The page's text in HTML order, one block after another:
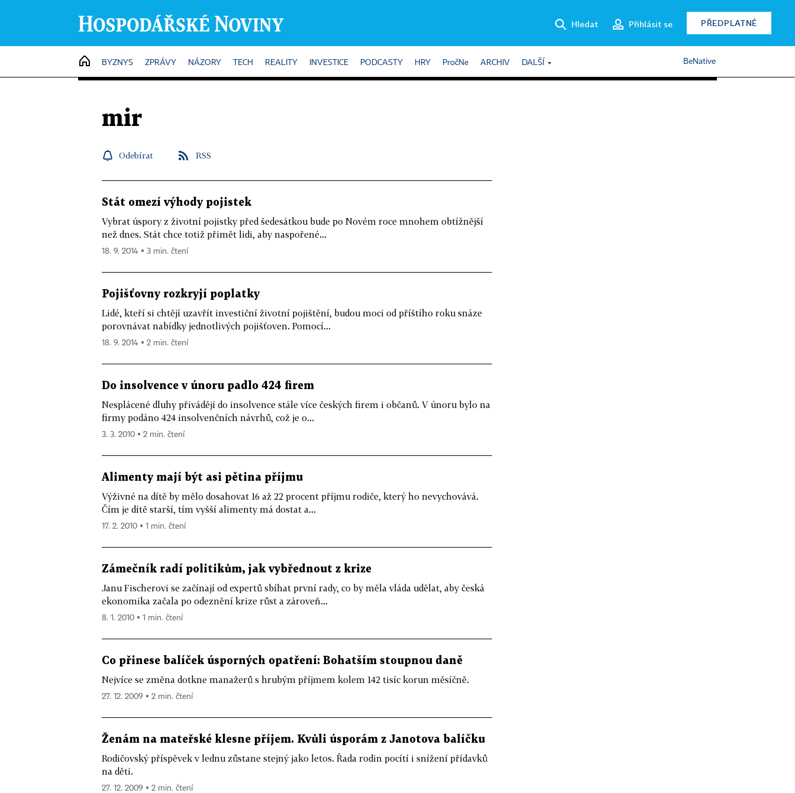
Hledat Přihlásit se PŘEDPLATNÉ
HOME
BYZNYS ZPRÁVY NÁZORY TECH REALITY INVESTICE PODCASTY HRY PročNe ARCHIV DALŠÍ BeNative
mir
Odebírat RSS
Stát omezí výhody pojistek
Vybrat úspory z životní pojistky před šedesátkou bude po Novém roce mnohem obtížnější
než dnes. Stát chce totiž přimět lidi, aby naspořené...
18. 9. 2014 ▪ 3 min. čtení
Pojišťovny rozkryjí poplatky
Lidé, kteří si chtějí uzavřít investiční životní pojištění, budou moci od příštího roku snáze
porovnávat nabídky jednotlivých pojišťoven. Pomocí...
18. 9. 2014 ▪ 2 min. čtení
Do insolvence v únoru padlo 424 firem
Nesplácené dluhy přivádějí do insolvence stále více českých firem i občanů. V únoru bylo na
firmy podáno 424 insolvenčních návrhů, což je o...
3. 3. 2010 ▪ 2 min. čtení
Alimenty mají být asi pětina příjmu
Výživné na dítě by mělo dosahovat 16 až 22 procent příjmu rodiče, který ho nevychovává.
Čím je dítě starší, tím vyšší alimenty má dostat a...
17. 2. 2010 ▪ 1 min. čtení
Zámečník radí politikům, jak vybřednout z krize
Janu Fischerovi se začínají od expertů sbíhat první rady, co by měla vláda udělat, aby česká
ekonomika začala po odeznění krize růst a zároveň...
8. 1. 2010 ▪ 1 min. čtení
Co přinese balíček úsporných opatření: Bohatším stoupnou daně
Nejvíce se změna dotkne manažerů s hrubým příjmem kolem 142 tisíc korun měsíčně.
27. 12. 2009 ▪ 2 min. čtení
Ženám na mateřské klesne příjem. Kvůli úsporám z Janotova balíčku
Rodičovský příspěvek v lednu zůstane stejný jako letos. Řada rodin pocítí i snížení přídavků
na děti.
27. 12. 2009 ▪ 2 min. čtení